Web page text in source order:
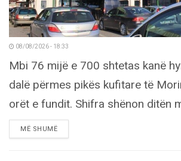
08/08/2026 - 18:33
Mbi 76 mijë e 700 shtetas kanë
dalë përmes pikës kufitare të
orët e fundit. Shifra shënon ditën
MË SHUMËDETAILS